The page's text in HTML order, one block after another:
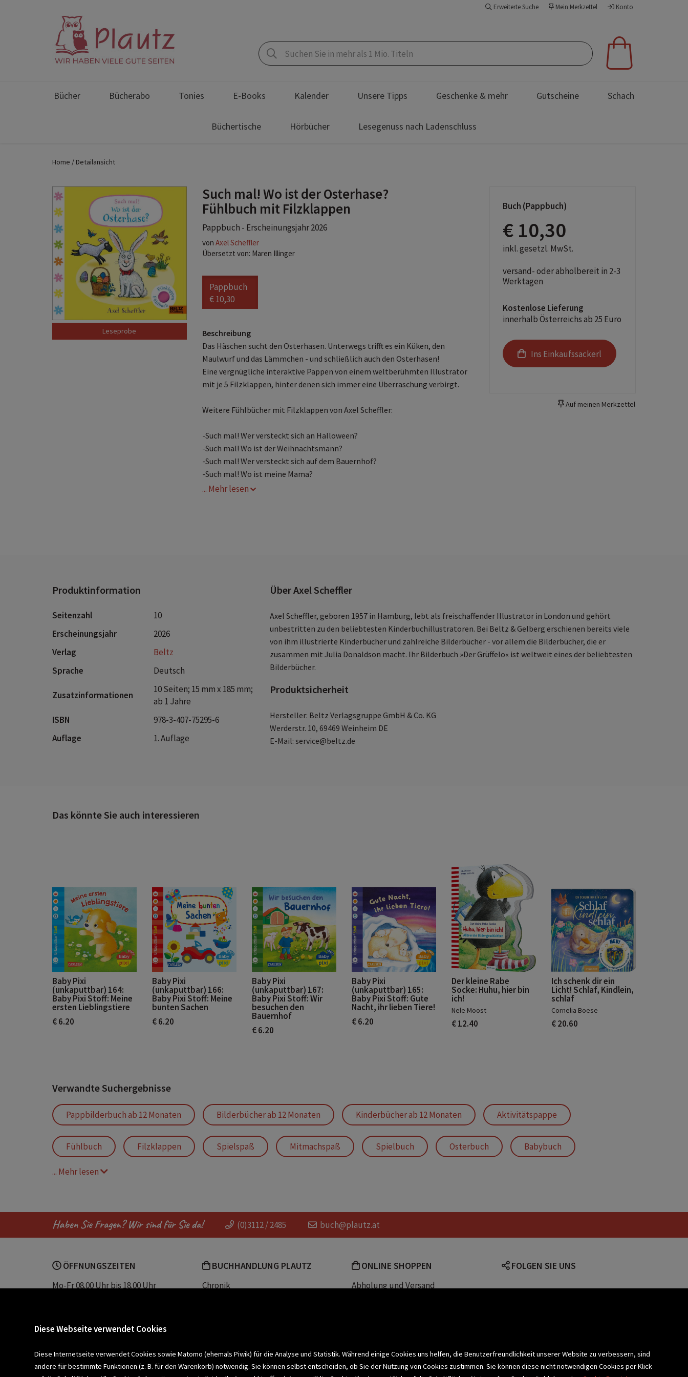
Erweiterte Suche Mein Merkzettel Konto
Bücher Bücherabo Tonies E-Books Kalender Unsere Tipps Geschenke & mehr Gutscheine Schach
Büchertische Hörbücher Lesegenuss nach Ladenschluss
Home Detailansicht
Such mal! Wo ist der Osterhase?
Fühlbuch mit Filzklappen
Pappbuch - Erscheinungsjahr 2026
von Axel Scheffler
Übersetzt von: Maren Illinger
Pappbuch
€ 10,30
Beschreibung
Das Häschen sucht den Osterhasen. Unterwegs trifft es ein Küken, den
Maulwurf und das Lämmchen - und schließlich auch den Osterhasen!
Eine vergnügliche interaktive Pappen von einem weltberühmten Illustrator
mit je 5 Filzklappen, hinter denen sich immer eine Überraschung verbirgt.
Weitere Fühlbücher mit Filzklappen von Axel Scheffler:
-Such mal! Wer versteckt sich an Halloween?
-Such mal! Wo ist der Weihnachtsmann?
-Such mal! Wer versteckt sich auf dem Bauernhof?
-Such mal! Wo ist meine Mama?
... Mehr lesen
Buch (Pappbuch)
€ 10,30
inkl. gesetzl. MwSt.
versand- oder abholbereit in 2-3
Werktagen
Kostenlose Lieferung
innerhalb Österreichs ab 25 Euro
Ins Einkaufssackerl
Auf meinen Merkzettel
Produktinformation
Seitenzahl
10
Erscheinungsjahr
2026
Verlag
Beltz
Sprache
Deutsch
Zusatzinformationen
10 Seiten; 15 mm x 185 mm;
ab 1 Jahre
ISBN
978-3-407-75295-6
Auflage
1. Auflage
Über Axel Scheffler
Axel Scheffler, geboren 1957 in Hamburg, lebt als freischaffender Illustrator in London und gehört
unbestritten zu den beliebtesten Kinderbuchillustratoren. Bei Beltz & Gelberg erschienen bereits viele
von ihm illustrierte Kinderbücher und zahlreiche Bilderbücher - vor allem die Bilderbücher, die er
zusammen mit Julia Donaldson macht. Ihr Bilderbuch »Der Grüffelo« ist weltweit eines der beliebtesten
Bilderbücher.
Produktsicherheit
Hersteller: Beltz Verlagsgruppe GmbH & Co. KG
Werderstr. 10, 69469 Weinheim DE
E-Mail: service@beltz.de
Das könnte Sie auch interessieren
Baby Pixi
(unkaputtbar) 164:
Baby Pixi Stoff: Meine
ersten Lieblingstiere
€ 6.20
Baby Pixi
(unkaputtbar) 166:
Baby Pixi Stoff: Meine
bunten Sachen
€ 6.20
Baby Pixi
(unkaputtbar) 167:
Baby Pixi Stoff: Wir
besuchen den
Bauernhof
€ 6.20
Baby Pixi
(unkaputtbar) 165:
Baby Pixi Stoff: Gute
Nacht, ihr lieben Tiere!
€ 6.20
Der kleine Rabe
Socke: Huhu, hier bin
ich!
Nele Moost
€ 12.40
Ich schenk dir ein
Licht! Schlaf, Kindlein,
schlaf
Cornelia Boese
€ 20.60
Verwandte Suchergebnisse
Pappbilderbuch ab 12 Monaten Bilderbücher ab 12 Monaten Kinderbücher ab 12 Monaten Aktivitätspappe
Fühlbuch Filzklappen Spielspaß Mitmachspaß Spielbuch Osterbuch Babybuch
Entdeckerspaß
... Mehr lesen
Haben Sie Fragen? Wir sind für Sie da! (0)3112 / 2485 buch@plautz.at
ÖFFNUNGSZEITEN
Mo-Fr 08.00 Uhr bis 18.00 Uhr
Sparkassenplatz 2
BUCHHANDLUNG PLAUTZ
Chronik
ONLINE SHOPPEN
Abholung und Versand
FOLGEN SIE UNS
BLEIBEN WIR IN KONTAKT! Newsletter abonnieren >
Diese Webseite verwendet Cookies
Diese Internetseite verwendet Cookies sowie Matomo (ehemals Piwik) für die Analyse und Statistik. Während einige Cookies uns helfen, die Benutzerfreundlichkeit unserer Website zu verbessern, sind
andere für bestimmte Funktionen (z. B. für den Warenkorb) notwendig. Sie können selbst entscheiden, ob Sie der Nutzung von Cookies zustimmen. Sie können diese nicht notwendigen Cookies per Klick